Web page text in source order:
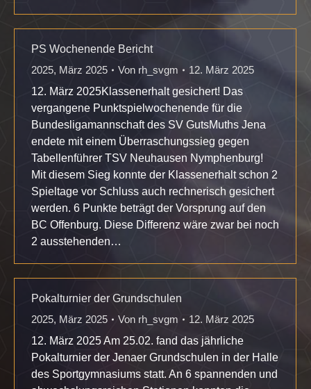
PS Wochenende Bericht
2025, März 2025 Von rh_svgm
12. März 2025
12. März 2025Klassenerhalt gesichert! Das
vergangene Punktspielwochenende für die
Bundesligamannschaft des SV GutsMuths Jena
endete mit einem Überraschungssieg gegen
Tabellenführer TSV Neuhausen Nymphenburg!
Mit diesem Sieg konnte der Klassenerhalt schon 2
Spieltage vor Schluss auch rechnerisch gesichert
werden. 6 Punkte beträgt der Vorsprung auf den
BC Offenburg. Diese Differenz wäre zwar bei noch
2 ausstehenden…
Pokalturnier der Grundschulen
2025, März 2025 Von rh_svgm
12. März 2025
12. März 2025 Am 25.02. fand das jährliche
Pokalturnier der Jenaer Grundschulen in der Halle
des Sportgymnasiums statt. An 6 spannenden und